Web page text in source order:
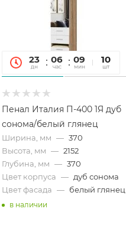
23
дн
06
час
09
мин
10
сек
10
шт
Пенал Италия П-400 1Я дуб
сонома/белый глянец
Ширина, мм — 370
Высота, мм — 2152
Глубина, мм — 370
Цвет корпуса — дуб сонома
Цвет фасада — белый глянец
в наличии